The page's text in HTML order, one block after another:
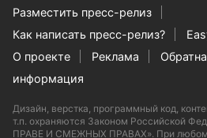
Разместить пресс-релиз
Как написать пресс-релиз?
О проекте
Реклама
информация
Дизайн, верстка, программный код,
т.п. охраняются Законом Российской
ПРАВЕ И СМЕЖНЫХ ПРАВАХ». При любом